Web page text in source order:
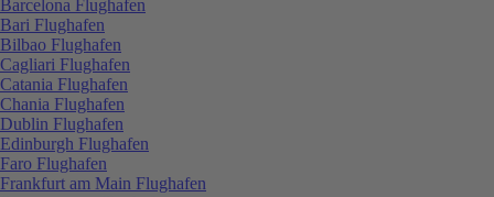
Barcelona Flughafen
Bari Flughafen
Bilbao Flughafen
Cagliari Flughafen
Catania Flughafen
Chania Flughafen
Dublin Flughafen
Edinburgh Flughafen
Faro Flughafen
Frankfurt am Main Flughafen